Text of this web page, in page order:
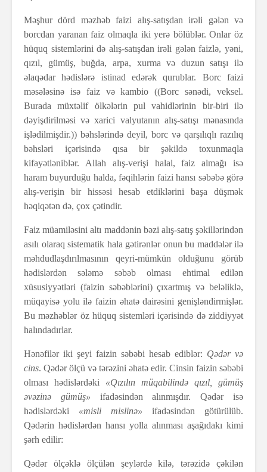
Məşhur dörd məzhəb faizi alış-satışdan irəli gələn və
borcdan yaranan faiz olmaqla iki yerə bölüblər. Onlar öz
hüquq sistemlərini də alış-satışdan irəli gələn faizlə, yəni,
qızıl, gümüş, buğda, arpa, xurma və duzun satışı ilə
əlaqədar hədislərə istinad edərək qurublar. Borc faizi
məsələsinə isə faiz və kambio ((Borc sənədi, veksel.
Burada müxtəlif ölkələrin pul vahidlərinin bir-biri ilə
dəyişdirilməsi və xarici valyutanın alış-satışı mənasında
işlədilmişdir.)) bəhslərində deyil, borc və qarşılıqlı razılıq
bəhsləri içərisində qısa bir şəkildə toxunmaqla
kifayətləniblər. Allah alış-verişi halal, faiz almağı isə
haram buyurduğu halda, fəqihlərin faizi hansı səbəbə görə
alış-verişin bir hissəsi hesab etdiklərini başa düşmək
həqiqətən də, çox çətindir.
Faiz müamiləsini altı maddənin bəzi alış-satış şəkillərindən
asılı olaraq sistematik hala gətirənlər onun bu maddələr ilə
məhdudlaşdırılmasının qeyri-mümkün olduğunu görüb
hədislərdən sələmə səbəb olması ehtimal edilən
xüsusiyyətləri (faizin səbəblərini) çıxartmış və beləliklə,
müqayisə yolu ilə faizin əhatə dairəsini genişləndirmişlər.
Bu məzhəblər öz hüquq sistemləri içərisində də ziddiyyət
halındadırlar.
Hənəfilər iki şeyi faizin səbəbi hesab ediblər: Qədər və
cins. Qədər ölçü və tərəzini əhatə edir. Cinsin faizin səbəbi
olması hədislərdəki «Qızılın müqabilində qızıl, gümüş
əvəzinə gümüş» ifadəsindən alınmışdır. Qədər isə
hədislərdəki «misli mislinə» ifadəsindən götürülüb.
Qədərin hədislərdən hansı yolla alınması aşağıdakı kimi
şərh edilir:
Qədər ölçəklə ölçülən şeylərdə kilə, tərəzidə çəkilən